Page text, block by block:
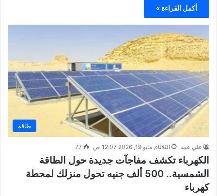
أكمل القراءة »
طاقة
علي عبيد الثلاثاء, مايو 19, 2026 12:07 ص 77
الكهرباء تكشف مفاجآت جديدة حول الطاقة
الشمسية.. 500 ألف جنيه تحول منزلك لمحطة
كهرباء